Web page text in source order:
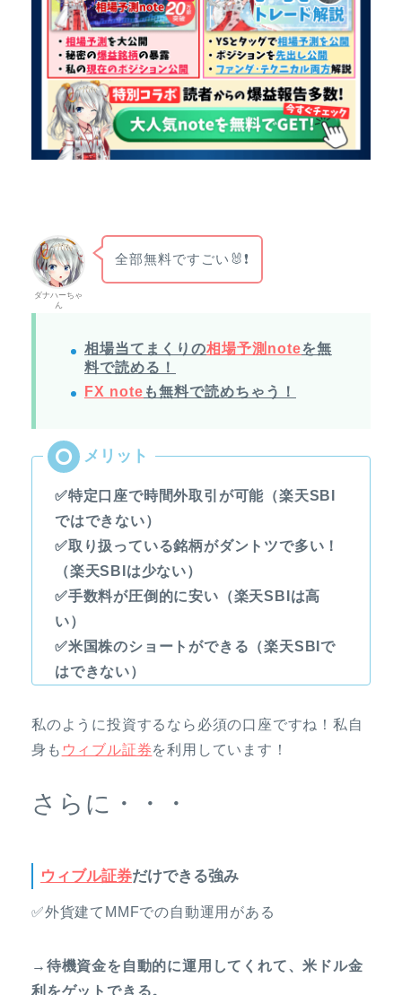
ダナハーちゃ
ん
全部無料ですごい🐰❗
相場当てまくりの相場予測noteを無
料で読める！
FX note も無料で読めちゃう！
✅特定口座で時間外取引が可能（楽天SBI
ではできない）
✅取り扱っている銘柄がダントツで多い！
（楽天SBIは少ない）
✅手数料が圧倒的に安い（楽天SBIは高
い）
✅米国株のショートができる（楽天SBIで
はできない）
私のように投資するなら必須の口座ですね！私自
身も ウィブル証券を利用しています！
さらに・・・
ウィブル証券だけできる強み
✅外貨建てMMFでの自動運用がある
→待機資金を自動的に運用してくれて、米ドル金
利をゲットできる。